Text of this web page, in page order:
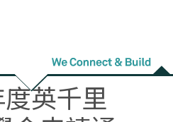
英千里